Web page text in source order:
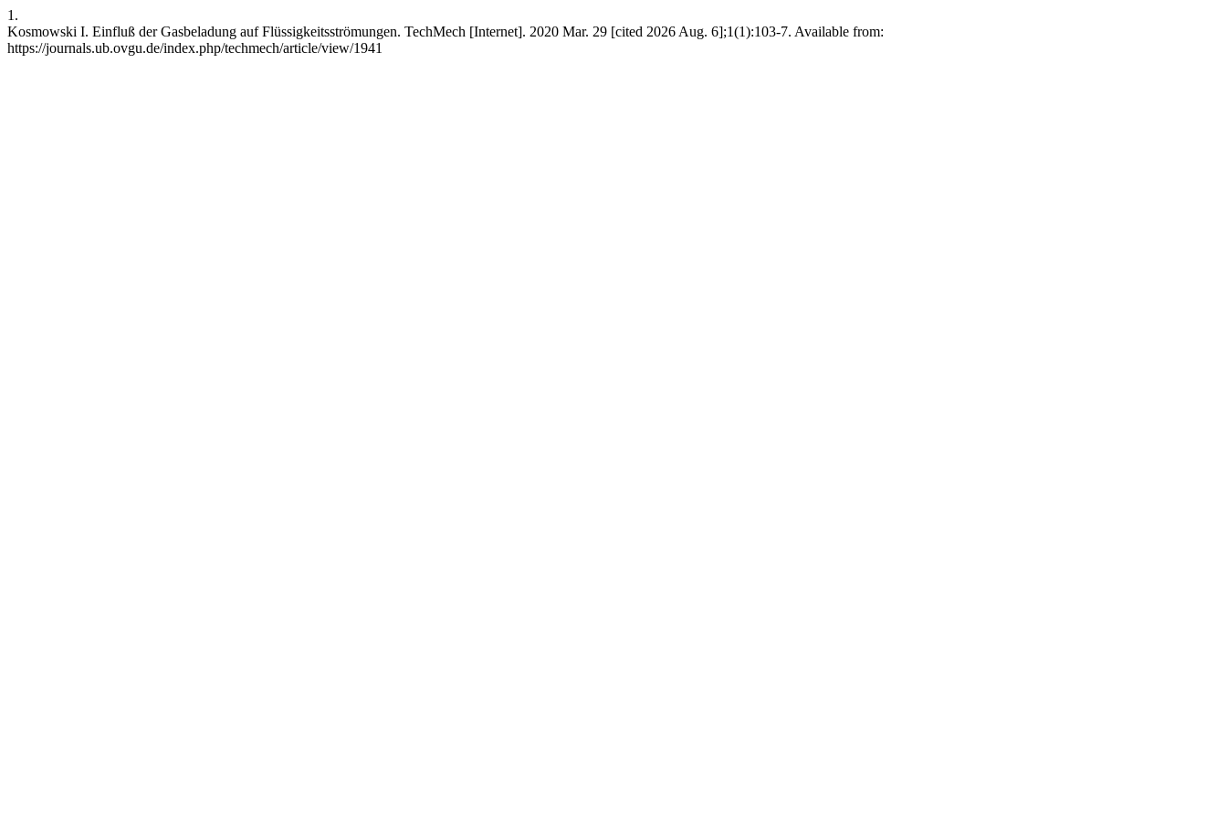
1.
Kosmowski I. Einfluß der Gasbeladung auf Flüssigkeitsströmungen. TechMech [Internet]. 2020 Mar. 29 [cited 2026 Aug. 6];1(1):103-7. Available from:
https://journals.ub.ovgu.de/index.php/techmech/article/view/1941